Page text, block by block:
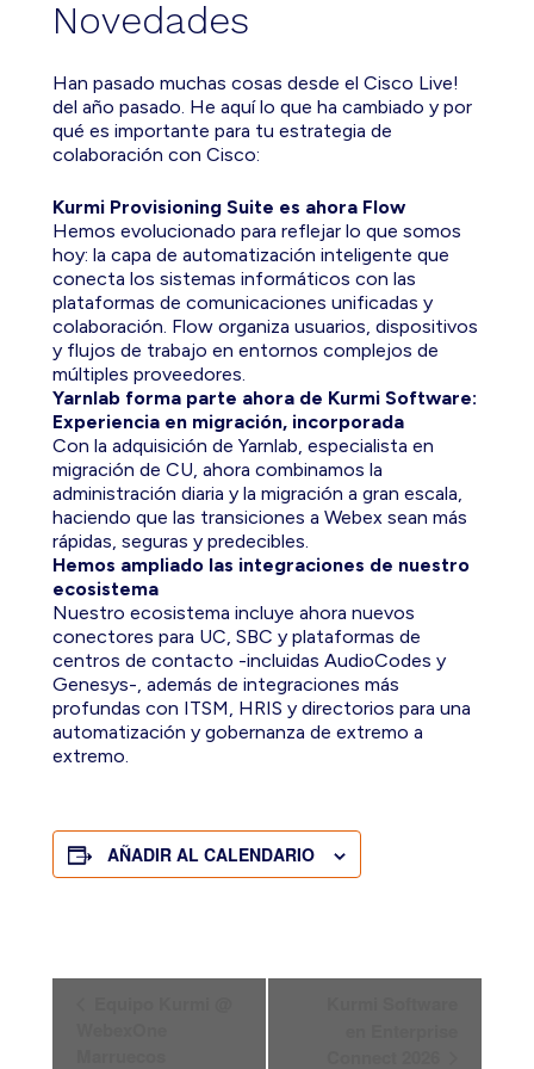
Novedades
Han pasado muchas cosas desde el Cisco Live!
del año pasado. He aquí lo que ha cambiado y por
qué es importante para tu estrategia de
colaboración con Cisco:
Kurmi Provisioning Suite es ahora Flow
Hemos evolucionado para reflejar lo que somos
hoy: la capa de automatización inteligente que
conecta los sistemas informáticos con las
plataformas de comunicaciones unificadas y
colaboración. Flow organiza usuarios, dispositivos
y flujos de trabajo en entornos complejos de
múltiples proveedores.
Yarnlab forma parte ahora de Kurmi Software:
Experiencia en migración, incorporada
Con la adquisición de Yarnlab, especialista en
migración de CU, ahora combinamos la
administración diaria y la migración a gran escala,
haciendo que las transiciones a Webex sean más
rápidas, seguras y predecibles.
Hemos ampliado las integraciones de nuestro
ecosistema
Nuestro ecosistema incluye ahora nuevos
conectores para UC, SBC y plataformas de
centros de contacto -incluidas AudioCodes y
Genesys-, además de integraciones más
profundas con ITSM, HRIS y directorios para una
automatización y gobernanza de extremo a
extremo.
AÑADIR AL CALENDARIO